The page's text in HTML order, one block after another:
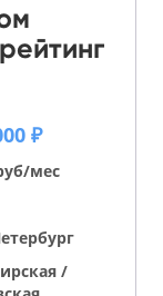
₽
мес
/